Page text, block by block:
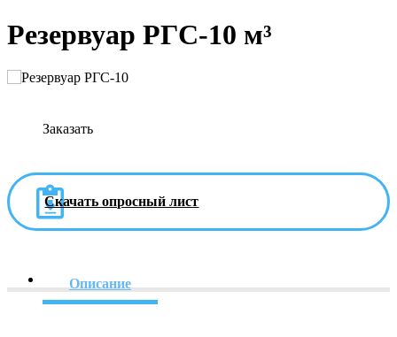
Резервуар РГС-10 м³
Заказать
Скачать опросный лист
Описание